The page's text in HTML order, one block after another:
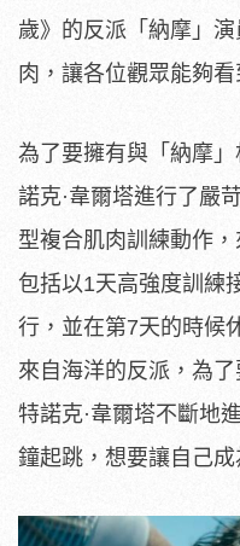
歲》的反派「納摩」
肉，讓各位觀眾能夠
為了要擁有與「納摩
諾克·韋爾塔進行了嚴
型複合肌肉訓練動作
包括以1天高強度訓練
行，並在第7天的時候
來自海洋的反派，為
特諾克·韋爾塔不斷地
鐘起跳，想要讓自己成